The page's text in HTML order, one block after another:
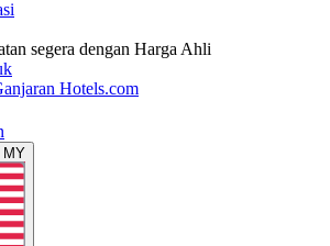
segera dengan Harga Ahli
Hotels.com
MY